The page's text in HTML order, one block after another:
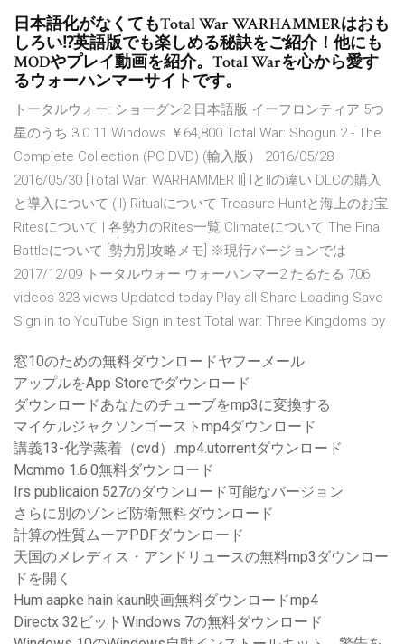
日本語化がなくてもTotal War WARHAMMERはおも
しろい⁉英語版でも楽しめる秘訣をご紹介！他にも
MODやプレイ動画を紹介。Total Warを心から愛す
るウォーハンマーサイトです。
トータルウォー: ショーグン2 日本語版 イーフロンティア 5つ
星のうち 3.0 11 Windows ￥64,800 Total War: Shogun 2 - The
Complete Collection (PC DVD) (輸入版） 2016/05/28
2016/05/30 [Total War: WARHAMMER II] IとIIの違い DLCの購入
と導入について (II) Ritualについて Treasure Huntと海上のお宝
Ritesについて | 各勢力のRites一覧 Climateについて The Final
Battleについて [勢力別攻略メモ] ※現行バージョンでは
2017/12/09 トータルウォー ウォーハンマー2 たるたる 706
videos 323 views Updated today Play all Share Loading Save
Sign in to YouTube Sign in test Total war: Three Kingdoms by
窓10のための無料ダウンロードヤフーメール
アップルをApp Storeでダウンロード
ダウンロードあなたのチューブをmp3に変換する
マイケルジャクソンゴーストmp4ダウンロード
講義13-化学蒸着（cvd）.mp4.utorrentダウンロード
Mcmmo 1.6.0無料ダウンロード
Irs publicaion 527のダウンロード可能なバージョン
さらに別のゾンビ防衛無料ダウンロード
計算の性質ムーアPDFダウンロード
天国のメレディス・アンドリュースの無料mp3ダウンロー
ドを開く
Hum aapke hain kaun映画無料ダウンロードmp4
Directx 32ビットWindows 7の無料ダウンロード